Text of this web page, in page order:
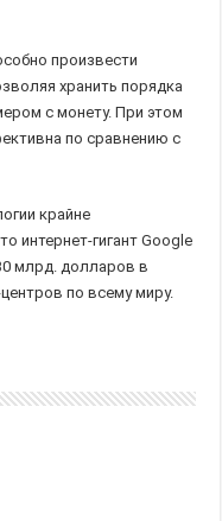
произвести
хранить порядка
с монету. При этом
по сравнению с
крайне
интернет-гигант Google
млрд. долларов в
по всему миру.